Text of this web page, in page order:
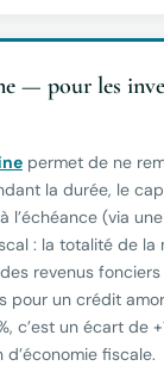
— pour les
permet de ne
la durée, le
l’échéance (via
: la totalité de la
revenus fonciers
pour un crédit
c’est un écart de
fiscale.